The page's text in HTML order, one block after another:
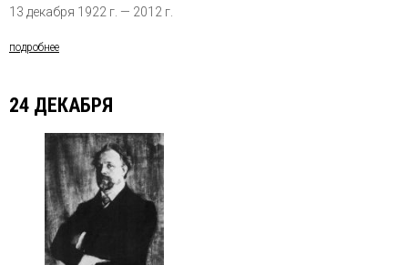
13 декабря 1922 г. — 2012 г.
подробнее
24 ДЕКАБРЯ